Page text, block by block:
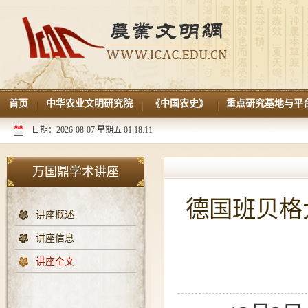
首页 中华农业文明研究院 《中国农史》 重点研究基地与平
日期：2026-08-07 星期五 01:18:12
万国鼎学术讲座
讲座概述
讲座信息
讲座全文
德国班贝格